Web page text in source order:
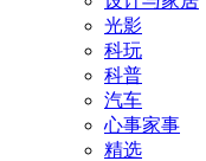
光影
科玩
科普
汽车
心事家事
精选